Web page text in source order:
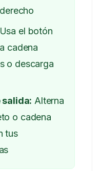
Usa el botón
cadena
o descarga
salida: Alterna
o cadena
tus